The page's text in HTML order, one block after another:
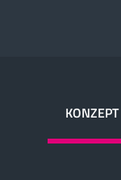
KONZEPT